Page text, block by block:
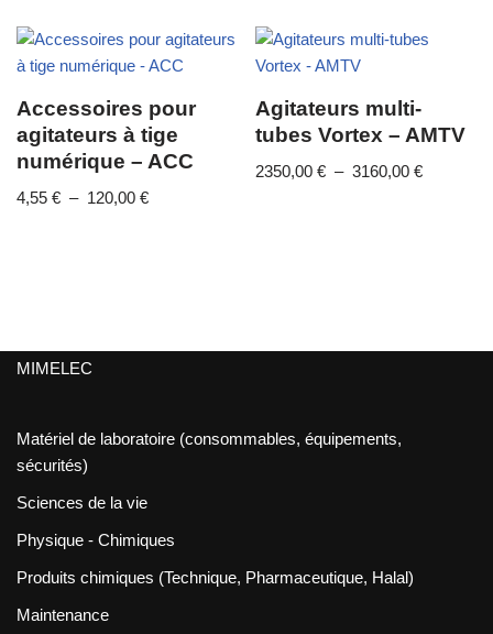
Accessoires pour
agitateurs à tige
numérique – ACC
4,55 € – 120,00 €
Agitateurs multi-
tubes Vortex – AMTV
2350,00€ – 3160,00€
MIMELEC
Matériel de laboratoire (consommables, équipements,
sécurités)
Sciences de la vie
Physique - Chimiques
Produits chimiques (Technique, Pharmaceutique, Halal)
Maintenance